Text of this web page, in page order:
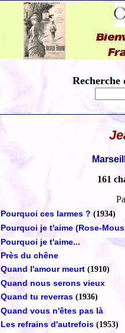
161
Pourquoi ces larmes ? (1934)
Pourquoi je t'aime (Rose-
Pourquoi je t'aime...
Près du chêne
Quand l'amour meurt (1910)
Quand nous serons vieux
Quand tu reverras (1936)
Quand vous n'êtes pas là
Les refrains d'autrefois (1953)